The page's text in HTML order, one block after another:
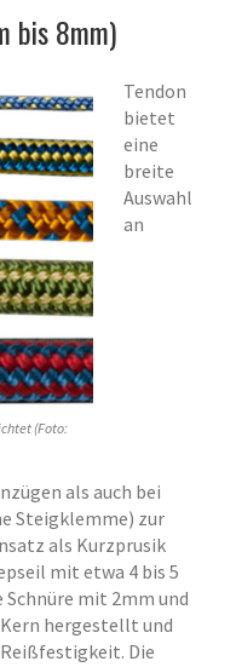
bis 8mm)
(Foto:
Tendon
bietet
eine
breite
Auswahl
an
als auch bei
Steigklemme) zur
als Kurzprusik
mit etwa 4 bis 5
Schnüre mit 2mm und
hergestellt und
Die